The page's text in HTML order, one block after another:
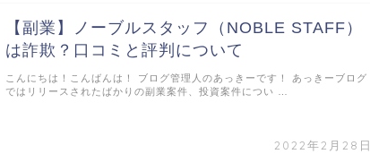
【副業】ノーブルスタッフ（NOBLE STAFF）
は詐欺？口コミと評判について
2022年2月28日
こんにちは！こんばんは！ ブログ管理人のあっきーです！ あっきーブログ
ではリリースされたばかりの副業案件、投資案件につい …